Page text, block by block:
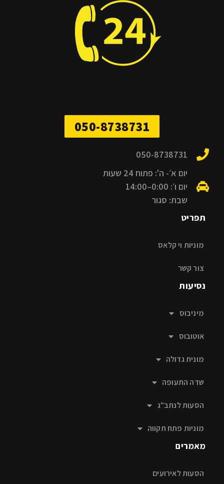
050-8738731
050-8738731
יום א׳- ה': פתוח 24 שעות
יום ו׳: 0:00–14:00
שבת: סגור
תפריט
מוניות וי קלאס
צור קשר
נסיעות
מיניבוס
אוטובוס
מונית גדולה
שדה התעופה
הסעות לנתב"ג
מוניות פתח תקווה
מאמרים
הסעות לאירועים